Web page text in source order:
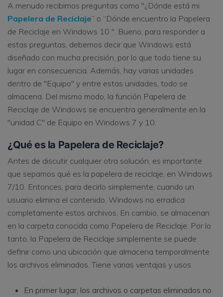
A menudo recibimos preguntas como "¿Dónde está mi
Papelera de Reciclaje” o “Dónde encuentro la Papelera
de Reciclaje en Windows 10 ". Bueno, para responder a
estas preguntas, debemos decir que Windows está
diseñado con mucha precisión, por lo que todo tiene su
lugar en consecuencia. Además, hay varias unidades
dentro de "Equipo" y entre estas unidades, todo se
almacena. Del mismo modo, la función Papelera de
Reciclaje de Windows se encuentra generalmente en la
"unidad C" de Equipo en Windows 7 y 10.
¿Qué es la Papelera de Reciclaje?
Antes de discutir cualquier otra solución, es importante
que sepamos qué es la papelera de reciclaje, en Windows
7/10. Entonces, para decirlo simplemente, cuando un
usuario elimina el contenido, Windows no erradica
completamente estos archivos. En cambio, se almacenan
en la carpeta conocida como Papelera de Reciclaje. Por lo
tanto, la Papelera de Reciclaje simplemente se puede
definir como una ubicación que almacena temporalmente
los archivos eliminados. Tiene varias ventajas y usos:
En primer lugar, los archivos o carpetas eliminados no